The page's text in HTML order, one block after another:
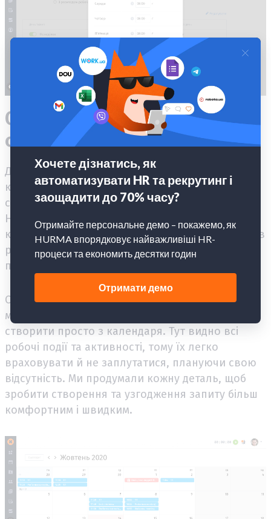
Оновлений календар
співробітника
Для нас важливо, щоб зручно було всім
користувачам – як HR-фахівцям, так і кожному
співробітнику компанії, який використовує
Hurma System. Тому ми створили новий
календар співробітника. Зараз він знаходиться в
розділі «Профіль». Тут зібрані всі корпоративні
події компанії, дні народження й важливі дати.
Сподіваємося, кожен високо оцінить нову
можливість - тепер запит на відсутність можна
створити просто з календаря. Тут видно всі
робочі події та активності, тому їх легко
враховувати й не заплутатися, плануючи свою
відсутність. Ми продумали кожну деталь, щоб
зробити створення та узгодження запиту більш
комфортним і швидким.